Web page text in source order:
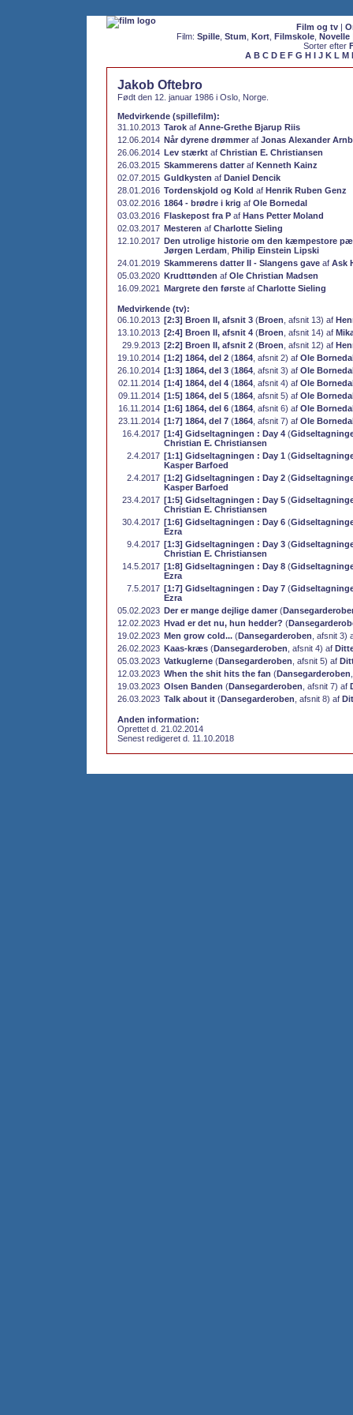
Film og tv|
Film: Spille, Stum Kort, Filmskole, Novelle
Sorter efter
A B C D E F G H I J K L M
Jakob Oftebro
Født den 12. januar 1986 i Oslo, Norge.
Medvirkende (spillefilm):
31.10.2013 Tarok af Anne-Grethe Bjarup Riis
12.06.2014 Når dyrene drømmer af Jonas Alexander
26.06.2014 Lev stærkt af Christian E. Christiansen
26.03.2015 Skammerens datter af Kenneth Kainz
02.07.2015 Guldkysten af Daniel Dencik
28.01.2016 Tordenskjold og Kold af Henrik Ruben Genz
03.02.2016 1864 - brødre i krig af Ole Bornedal
03.03.2016 Flaskepost fra P af Hans Petter Moland
02.03.2017 Mesteren af Charlotte Sieling
12.10.2017 Den utrolige historie om den kæmpestore
Jørgen Lerdam Philip Einstein Lipski
24.01.2019 Skammerens datter II - Slangens gave af Ask
05.03.2020 Krudttønden af Ole Christian Madsen
16.09.2021 Margrete den første af Charlotte Sieling
Medvirkende (tv):
06.10.2013 [2:3] Broen II, afsnit 3 (Broen , afsnit 13) af
13.10.2013 [2:4] Broen II, afsnit 4 (Broen , afsnit 14) af
29.9.2013 [2:2] Broen II, afsnit 2 (Broen , afsnit 12) af
19.10.2014 [1:2] 1864, del 2 (1864 , afsnit 2) af Ole
26.10.2014 [1:3] 1864, del 3 (1864 , afsnit 3) af Ole
02.11.2014 [1:4] 1864, del 4 (1864 , afsnit 4) af Ole
09.11.2014 [1:5] 1864, del 5 (1864 , afsnit 5) af Ole
16.11.2014 [1:6] 1864, del 6 (1864 , afsnit 6) af Ole
23.11.2014 [1:7] 1864, del 7 (1864 , afsnit 7) af Ole
16.4.2017 [1:4] Gidseltagningen : Day 4 (
Christian E. Christiansen
2.4.2017 [1:1] Gidseltagningen : Day 1 (
Kasper Barfoed
2.4.2017 [1:2] Gidseltagningen : Day 2 (
Kasper Barfoed
23.4.2017 [1:5] Gidseltagningen : Day 5 (
Christian E. Christiansen
30.4.2017 [1:6] Gidseltagningen : Day 6 (
Ezra
9.4.2017 [1:3] Gidseltagningen : Day 3 (
Christian E. Christiansen
14.5.2017 [1:8] Gidseltagningen : Day 8 (
Ezra
7.5.2017 [1:7] Gidseltagningen : Day 7 (
Ezra
05.02.2023 Der er mange dejlige damer (
12.02.2023 Hvad er det nu, hun hedder? (
19.02.2023 Men grow cold... (Dansegarderoben , afsnit 3)
26.02.2023 Kaas-kræs (Dansegarderoben , afsnit 4) af
05.03.2023 Vatkuglerne (Dansegarderoben , afsnit 5) af
12.03.2023 When the shit hits the fan (Dansegarderoben
19.03.2023 Olsen Banden (Dansegarderoben , afsnit 7) af
26.03.2023 Talk about it (Dansegarderoben , afsnit 8) af
Anden information:
Oprettet d. 21.02.2014
Senest redigeret d. 11.10.2018